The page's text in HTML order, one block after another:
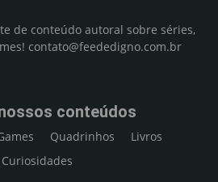
de conteúdo autoral sobre séries,
contato@feededigno.com.br
conteúdos
Quadrinhos
Livros
Curiosidades